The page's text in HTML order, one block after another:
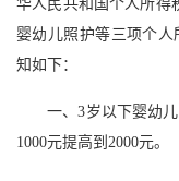
华人民共和国个人所得
婴幼儿照护等三项个
知如下：
一、3岁以下婴幼
1000元提高到2000元。